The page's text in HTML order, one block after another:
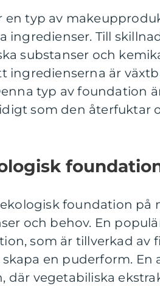
en typ av
ingredienser. Till
substanser och
ingredienserna är
typ av foundation
som den återfuktar
foundation på
och behov. En
som är tillverkad av
en puderform. En
där vegetabiliska